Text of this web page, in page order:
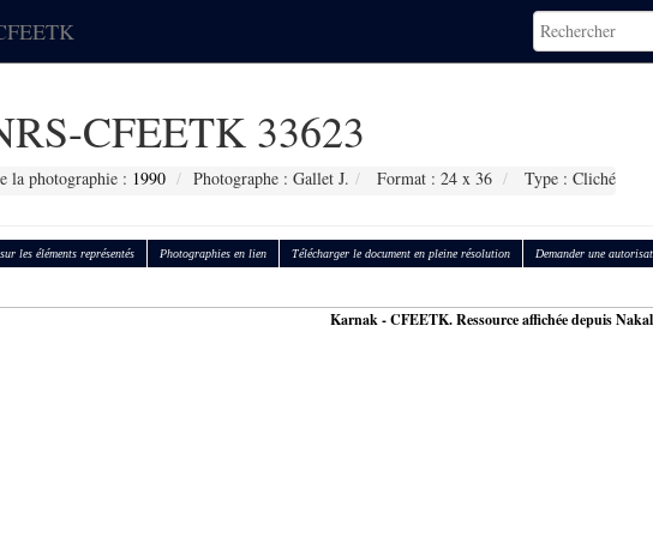
CFEETK 33623
la photographie : 1990 Photographe : Gallet J. Format : 24 x 36 Type : Cliché
les éléments représentés Photographies en lien Télécharger le document en pleine résolution Demander une